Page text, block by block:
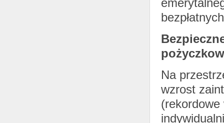
Na
wzrost
(rekordowe